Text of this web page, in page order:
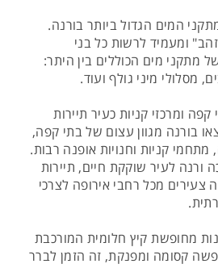
המים הגדול ביותר בורנה.
ומעמיד לרשות כל בני
מתקני מים הכוללים בין היתר:
מסלולי מיני גולף ועוד.
ומרכזי קניות כעיר תיירות
בורנה מגוון עצום של בתי קפה,
מתחמי קניות וחנויות אופנה רבות.
ורנה לעיר שוקקת חיים, תיירות
צעירים מכל רחבי אירופה לצרכי
מחופשת קיץ חלומית המורכבת
קסומה ומפנקת, זה הזמן לברר